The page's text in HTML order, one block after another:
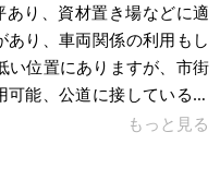
り、資材置き場などに適
あり、車両関係の利用もし
能、公道に接しているた
・現況渡しとなりますの
もっと見る